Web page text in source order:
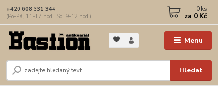
Menu
Hledat
+420 608 331 344
(Po-Pá, 11-17 hod.; So, 9-12 hod.)
0 ks
za 0 Kč